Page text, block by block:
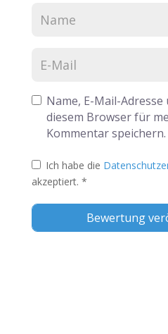
Name, E-Mail-
diesem Browser für
Kommentar speichern.
Ich habe die
akzeptiert. *